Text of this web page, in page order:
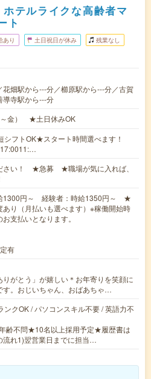
テルライクな高齢者マ
ト
あり 土日祝日が休み 残業なし
花畑駅から---分／櫛原駅から---分／古賀
導寺駅から---分
～金） ★土日休みOK
フトOK★スタート時間選べます！
さい！ ★急募 ★職場が気に入れば、
1300円～ 経験者：時給1350円～ ★
あり（月払いも選べます）※稼働開始時
支払いとなります。
有
りがとう」が嬉しい＊お年寄りを笑顔に
す。おじいちゃん、おばあちゃ…
ンクOK / パソコンスキル不要 / 英語力不
齢不問★10名以上採用予定★履歴書は
れ1)翌営業日までに担当…